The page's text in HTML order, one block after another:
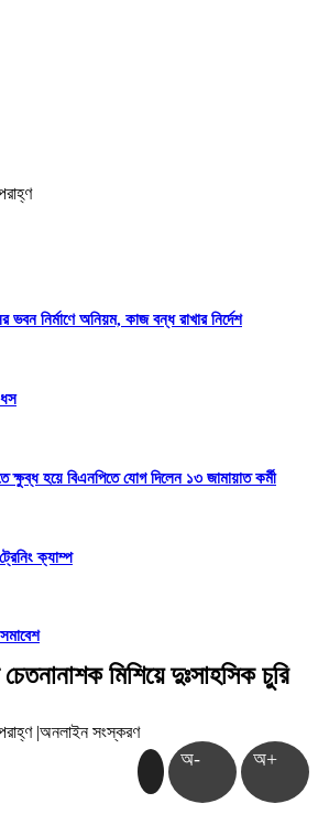
নির্মাণে অনিয়ম, কাজ বন্ধ রাখার নির্দেশ
ধস
ক্ষুব্ধ হয়ে বিএনপিতে যোগ দিলেন ১৩ জামায়াত কর্মী
ক্যাম্প
চেতনানাশক মিশিয়ে দুঃসাহসিক চুরি
|অনলাইন সংস্করণ
অ- অ+